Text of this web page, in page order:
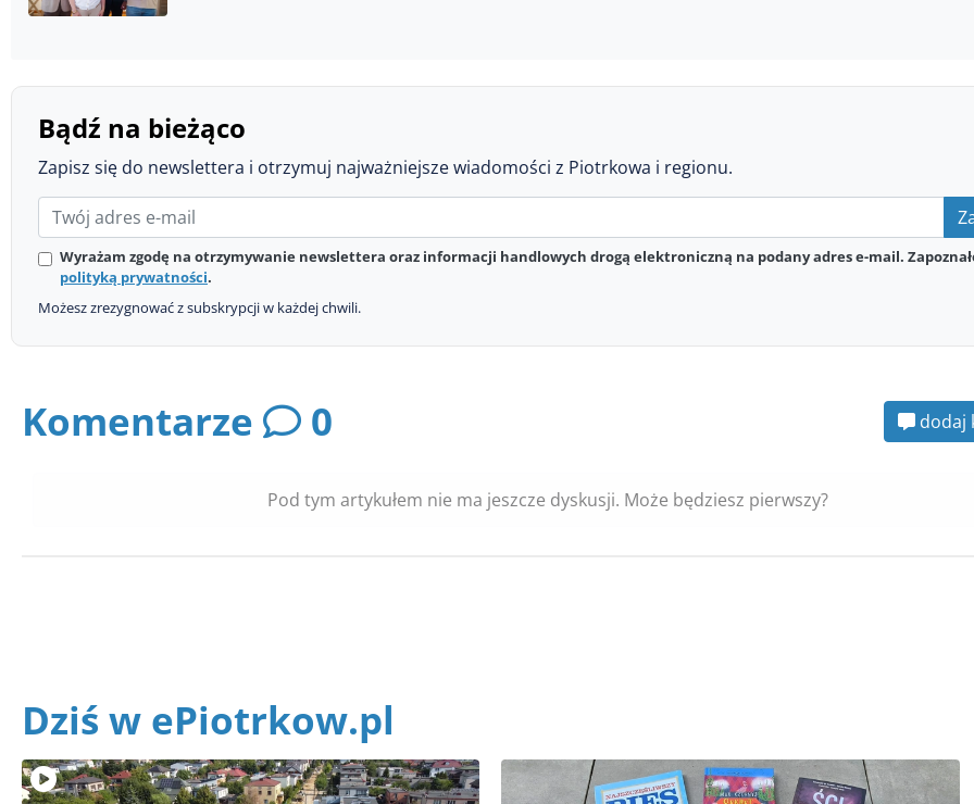
Bądź na bieżąco
Zapisz się do newslettera i otrzymuj najważniejsze wiadomości z Piotrkowa i regionu.
Wyrażam zgodę na otrzymywanie newslettera oraz informacji handlowych drogą elektroniczną na podany adres e-mail.
polityką prywatności.
Możesz zrezygnować z subskrypcji w każdej chwili.
Komentarze 0 dodaj
Pod tym artykułem nie ma jeszcze dyskusji. Może będziesz pierwszy?
Dziś w ePiotrkow.pl